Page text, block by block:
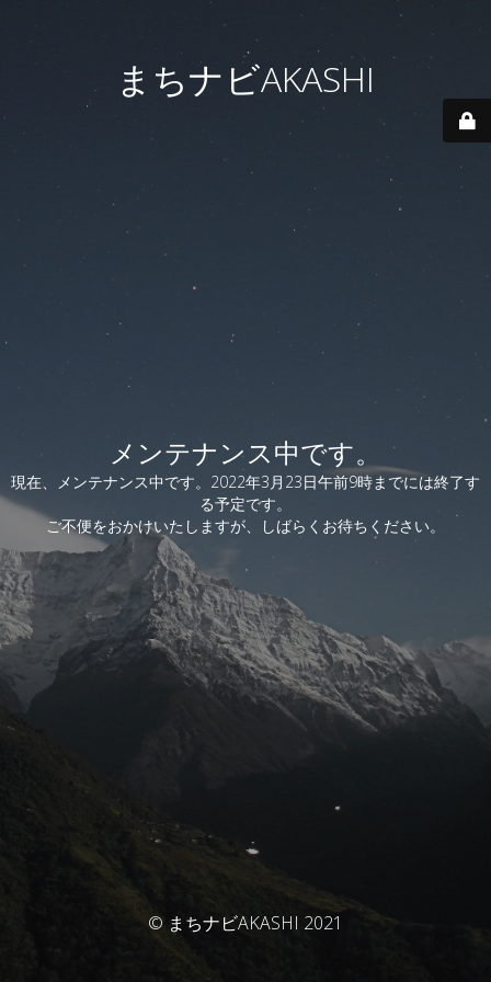
まちナビAKASHI
メンテナンス中です。
現在、メンテナンス中です。2022年3月23日午前9時までには終了す
る予定です。
ご不便をおかけいたしますが、しばらくお待ちください。
© まちナビAKASHI 2021